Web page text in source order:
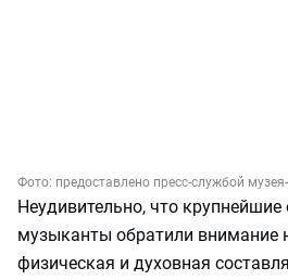
Фото: предоставлено пресс-службой
Неудивительно, что крупнейшие
музыканты обратили внимание
физическая и духовная